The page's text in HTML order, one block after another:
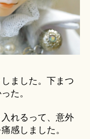
ました。下まつ
た。
れるって、意外
感しました。